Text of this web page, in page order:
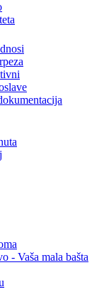
- Vaša mala bašta